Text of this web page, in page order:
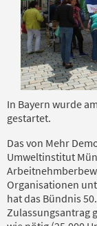
In Bayern wurde
gestartet.
Das von Mehr
Umweltinstitut
Organisationen
hat das Bündnis
Zulassungsantrag